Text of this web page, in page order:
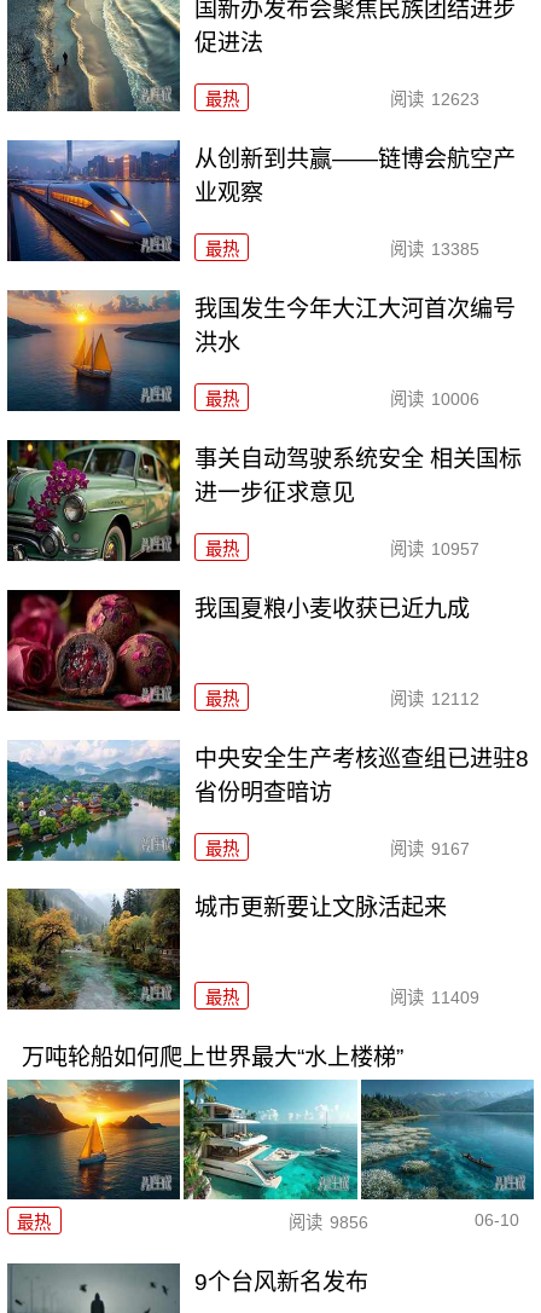
国新办发布会聚焦民族团结进步
促进法
最热 阅读 12623
从创新到共赢——链博会航空产
业观察
最热 阅读 13385
我国发生今年大江大河首次编号
洪水
最热 阅读 10006
事关自动驾驶系统安全 相关国标
进一步征求意见
最热 阅读 10957
我国夏粮小麦收获已近九成
最热 阅读 12112
中央安全生产考核巡查组已进驻8
省份明查暗访
最热 阅读 9167
城市更新要让文脉活起来
最热 阅读 11409
万吨轮船如何爬上世界最大“水上楼梯”
最热 阅读 9856 06-10
9个台风新名发布